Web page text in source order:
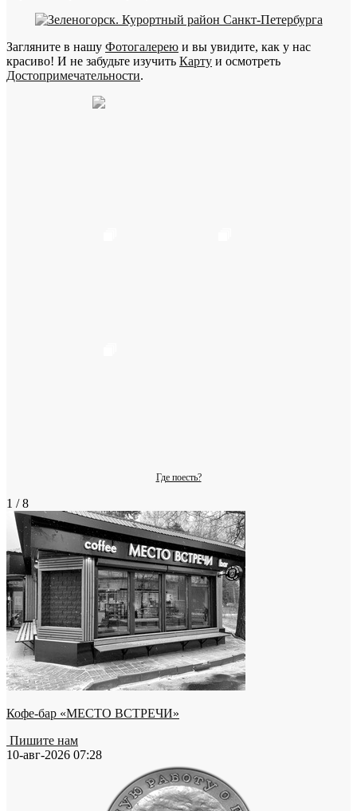
Загляните в нашу Фотогалерею и вы увидите, как у нас
красиво! И не забудьте изучить Карту и осмотреть
Достопримечательности.
Где поесть?
1 / 8
Кофе-бар «МЕСТО ВСТРЕЧИ»
Пишите нам
10-авг-2026 07:28